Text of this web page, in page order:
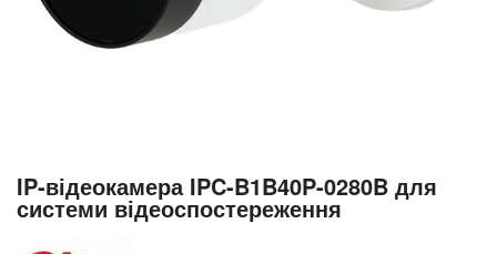
Перейти
до
початку
IP-відеокамера IPC-B1B40P-0280B для
системи відеоспостереження